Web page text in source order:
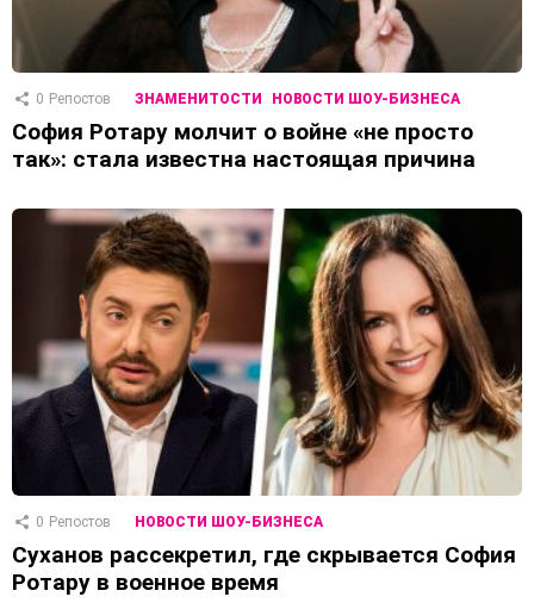
0 Репостов ЗНАМЕНИТОСТИ НОВОСТИ ШОУ-БИЗНЕСА
София Ротару молчит о войне «не просто
так»: стала известна настоящая причина
0 Репостов НОВОСТИ ШОУ-БИЗНЕСА
Суханов рассекретил, где скрывается София
Ротару в военное время